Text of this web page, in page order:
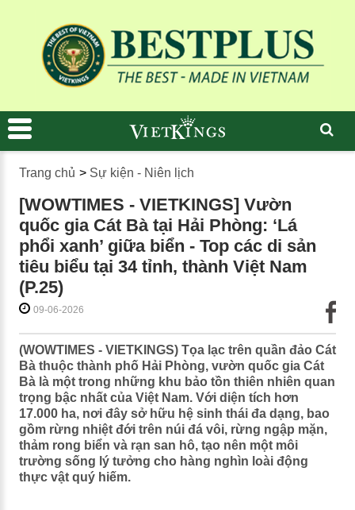
Trang chủ > Sự kiện - Niên lịch
[WOWTIMES - VIETKINGS] Vườn
quốc gia Cát Bà tại Hải Phòng: ‘Lá
phổi xanh’ giữa biển - Top các di sản
tiêu biểu tại 34 tỉnh, thành Việt Nam
(P.25)
09-06-2026
(WOWTIMES - VIETKINGS) Tọa lạc trên quần đảo Cát
Bà thuộc thành phố Hải Phòng, vườn quốc gia Cát
Bà là một trong những khu bảo tồn thiên nhiên quan
trọng bậc nhất của Việt Nam. Với diện tích hơn
17.000 ha, nơi đây sở hữu hệ sinh thái đa dạng, bao
gồm rừng nhiệt đới trên núi đá vôi, rừng ngập mặn,
thảm rong biển và rạn san hô, tạo nên một môi
trường sống lý tưởng cho hàng nghìn loài động
thực vật quý hiếm.